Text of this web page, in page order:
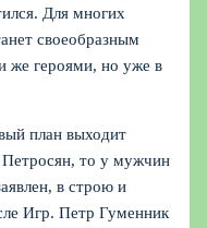
Для многих
своеобразным
же героями, но уже в
план выходит
Петросян, то у мужчин
в строю и
Игр. Петр Гуменник